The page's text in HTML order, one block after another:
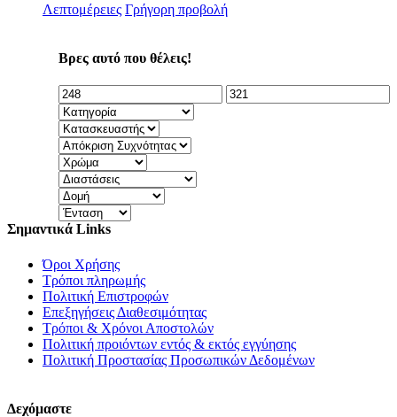
Λεπτομέρειες Γρήγορη προβολή
Βρες αυτό που θέλεις!
Σημαντικά Links
Όροι Χρήσης
Τρόποι πληρωμής
Πολιτική Επιστροφών
Επεξηγήσεις Διαθεσιμότητας
Τρόποι & Χρόνοι Αποστολών
Πολιτική προιόντων εντός & εκτός εγγύησης
Πολιτική Προστασίας Προσωπικών Δεδομένων
Δεχόμαστε